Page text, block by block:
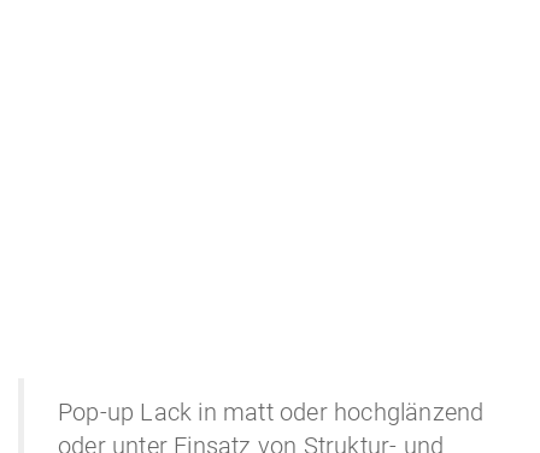
Pop-up Lack in matt oder hochglänzend
oder unter Einsatz von Struktur- und